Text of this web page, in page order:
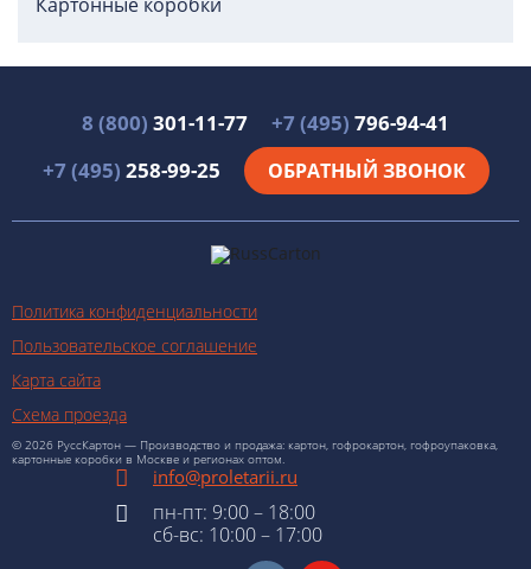
8 (800) 301-11-77 +7 (495) 796-94-41
+7 (495) 258-99-25 ОБРАТНЫЙ ЗВОНОК
Политика конфиденциальности
Пользовательское соглашение
Карта сайта
Схема проезда
© 2026 РуссКартон — Производство и продажа: картон, гофрокартон, гофроупаковка,
картонные коробки в Москве и регионах оптом.
info@proletarii.ru
пн-пт: 9:00 – 18:00
сб-вс: 10:00 – 17:00